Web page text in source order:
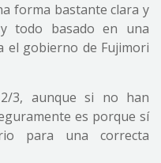
forma bastante clara y
todo basado en una
el gobierno de Fujimori
3, aunque si no han
es porque sí
para una correcta